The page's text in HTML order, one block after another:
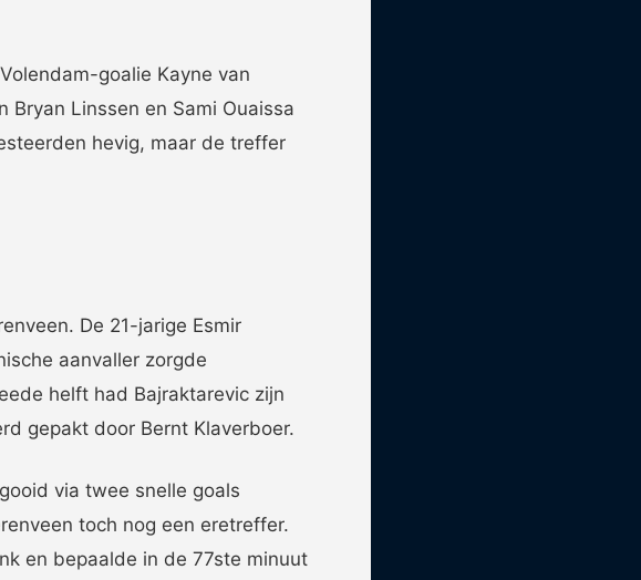
goalie Kayne van
Linssen en Sami Ouaissa
hevig, maar de treffer
De 21-jarige Esmir
aanvaller zorgde
helft had Bajraktarevic zijn
gepakt door Bernt Klaverboer.
via twee snelle goals
toch nog een eretreffer.
en bepaalde in de 77ste minuut